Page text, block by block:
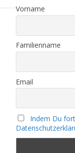
Vorname
Familienname
Email
Indem Du